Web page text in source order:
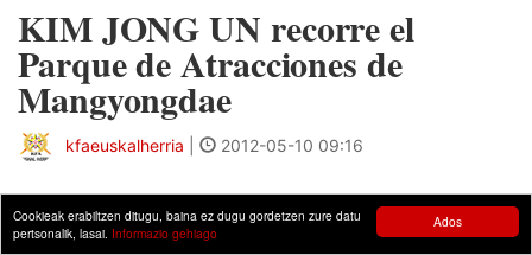
Ados
Cookieak erabiltzen ditugu, baina ez dugu gordetzen zure datu
pertsonalik, lasai. Informazio gehiago
KIM JONG UN recorre el
Parque de Atracciones de
Mangyongdae
kfaeuskalherria 2012-05-10 09:16
Kim Jong Un, Primer Secretario del Partido del